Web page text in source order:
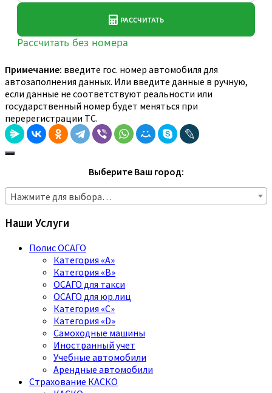
Примечание: введите гос. номер автомобиля для
автозаполнения данных. Или введите данные в ручную,
если данные не соответствуют реальности или
государственный номер будет меняться при
перерегистрации ТС.
Выберите Ваш город:
Нажмите для выбора…
Наши Услуги
Полис ОСАГО
Категория «A»
Категория «B»
ОСАГО для такси
ОСАГО для юр.лиц
Категория «C»
Категория «D»
Самоходные машины
Иностранный учет
Учебные автомобили
Арендные автомобили
Страхование КАСКО